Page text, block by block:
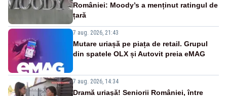
României: Moody’s a menținut ratingul de
țară
7 aug. 2026, 21:43
Mutare uriașă pe piața de retail. Grupul
din spatele OLX și Autovit preia eMAG
7 aug. 2026, 14:34
Dramă uriașă! Seniorii României, între